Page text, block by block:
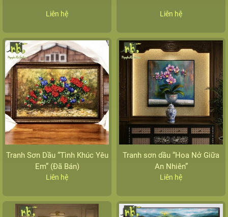
Liên hệ Liên hệ
Tranh Sơn Dầu “Tình Khúc Yêu
Em” (Đã Bán)
Liên hệ
Tranh sơn dầu “Hoa Nở Giữa
An Nhiên”
Liên hệ